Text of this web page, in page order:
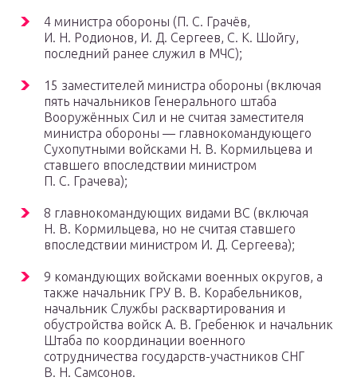
4 министра обороны (П. С. Грачёв,
И. Н. Родионов, И. Д. Сергеев, С. К. Шойгу,
последний ранее служил в МЧС);
15 заместителей министра обороны (включая
пять начальников Генерального штаба
Вооружённых Сил и не считая заместителя
министра обороны — главнокомандующего
Сухопутными войсками Н. В. Кормильцева и
ставшего впоследствии министром
П. С. Грачева);
8 главнокомандующих видами ВС (включая
Н. В. Кормильцева, но не считая ставшего
впоследствии министром И. Д. Сергеева);
9 командующих войсками военных округов, а
также начальник ГРУ В. В. Корабельников,
начальник Службы расквартирования и
обустройства войск А. В. Гребенюк и начальник
Штаба по координации военного
сотрудничества государств-участников СНГ
В. Н. Самсонов.